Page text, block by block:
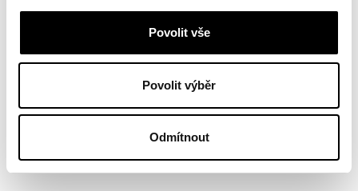
Povolit vše
Povolit výběr
Odmítnout